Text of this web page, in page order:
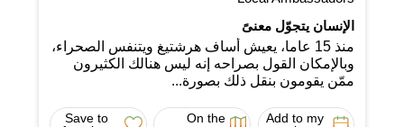
الإنسان يتجوّل معنىً
منذ 15 عاما، يعيش أساف هرشتيغ ويتنفس الصحراء،
وبالإمكان القول بصراحه إنه ليس هنالك الكثيرون
ممّن يقومون بنقل ذلك بصورة...
Add to my
On the
Save to